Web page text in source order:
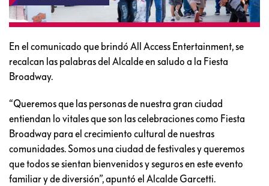
En el comunicado que brindó All Access Entertainment, se
recalcan las palabras del Alcalde en saludo a la Fiesta
Broadway.
“Queremos que las personas de nuestra gran ciudad
entiendan lo vitales que son las celebraciones como Fiesta
Broadway para el crecimiento cultural de nuestras
comunidades. Somos una ciudad de festivales y queremos
que todos se sientan bienvenidos y seguros en este evento
familiar y de diversión”, apuntó el Alcalde Garcetti.